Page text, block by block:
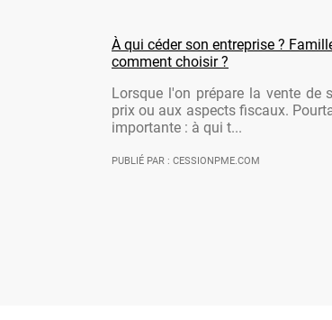
À qui céder son entreprise ?
comment choisir ?
Lorsque l'on prépare la vente de
prix ou aux aspects fiscaux.
importante : à qui t...
PUBLIÉ PAR : CESSIONPME.COM